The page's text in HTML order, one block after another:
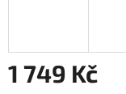
1 749 Kč